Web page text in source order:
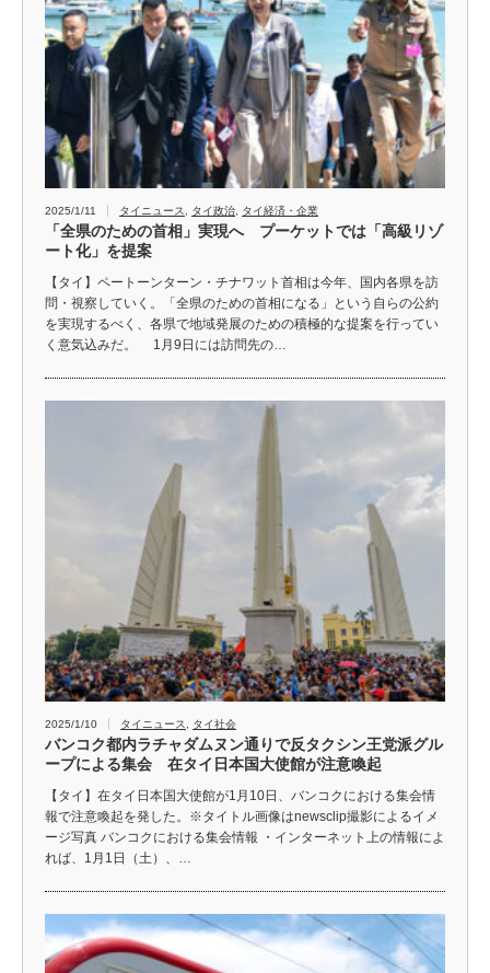
2025/1/11 タイニュース タイ政治 タイ経済・企業
「全県のための首相」実現へ プーケットでは「高級リゾ
ート化」を提案
【タイ】ペートーンターン・チナワット首相は今年、国内各県を訪
問・視察していく。「全県のための首相になる」という自らの公約
を実現するべく、各県で地域発展のための積極的な提案を行ってい
く意気込みだ。 1月9日には訪問先の…
2025/1/10 タイニュース タイ社会
バンコク都内ラチャダムヌン通りで反タクシン王党派グル
ープによる集会 在タイ日本国大使館が注意喚起
【タイ】在タイ日本国大使館が1月10日、バンコクにおける集会情
報で注意喚起を発した。※タイトル画像はnewsclip撮影によるイメ
ージ写真 バンコクにおける集会情報 ・インターネット上の情報によ
れば、1月1日（土）、…